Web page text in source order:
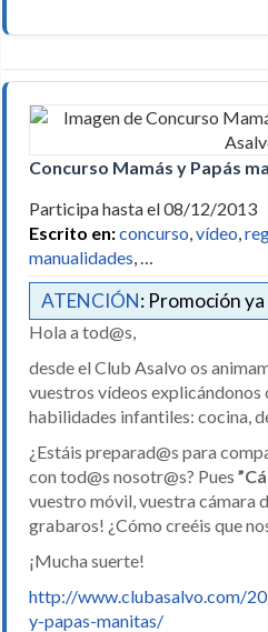
Concurso Mamás y Papás
Participa hasta el 08/12/2013
Escrito en:concurso vídeo
manualidades
ATENCIÓN: Promoción ya
Hola a tod@s,
desde el Club Asalvo os
vuestros vídeos explicándonos
habilidades infantiles: cocina,
¿Estáis preparad@s para
con tod@s nosotr@s? Pues
vuestro móvil, vuestra cámara
grabaros! ¿Cómo creéis que
¡Mucha suerte!
http://www.clubasalvo.com/
y-papas-manitas/